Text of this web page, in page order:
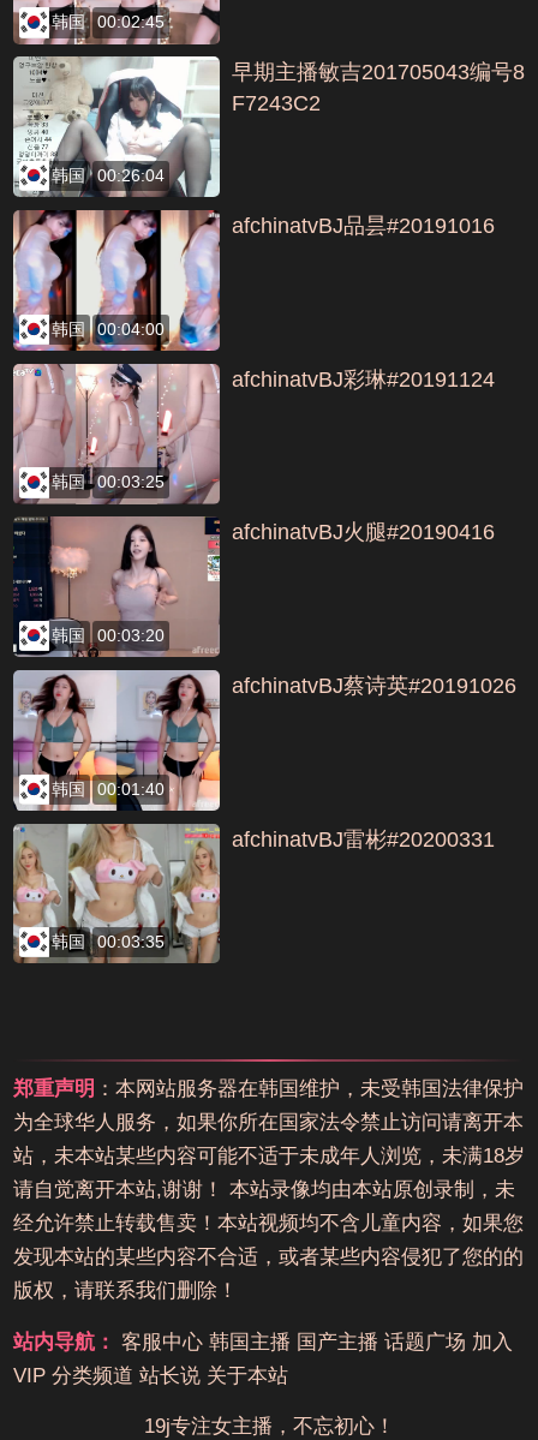
韩国 00:02:45
韩国 00:26:04
早期主播敏吉201705043编号8
F7243C2
韩国 00:04:00
afchinatvBJ品昙#20191016
韩国 00:03:25
afchinatvBJ彩琳#20191124
韩国 00:03:20
afchinatvBJ火腿#20190416
韩国 00:01:40
afchinatvBJ蔡诗英#20191026
韩国 00:03:35
afchinatvBJ雷彬#20200331
郑重声明 ：本网站服务器在韩国维护，未受韩国法律保护
为全球华人服务，如果你所在国家法令禁止访问请离开本
站，未本站某些内容可能不适于未成年人浏览，未满18岁
请自觉离开本站,谢谢！ 本站录像均由本站原创录制，未
经允许禁止转载售卖！本站视频均不含儿童内容，如果您
发现本站的某些内容不合适，或者某些内容侵犯了您的的
版权，请联系我们删除！
站内导航： 客服中心 韩国主播 国产主播 话题广场 加入
VIP 分类频道 站长说 关于本站
19j专注女主播，不忘初心！